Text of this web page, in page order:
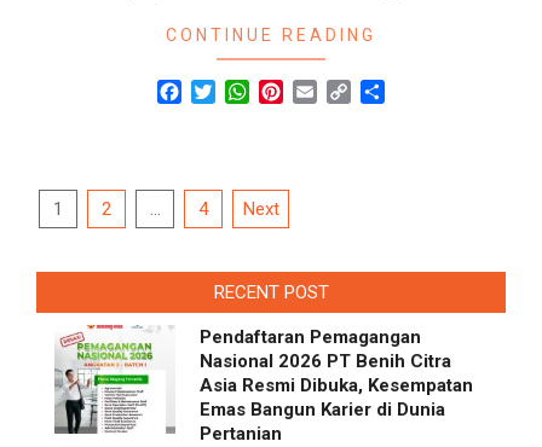
CONTINUE READING
Facebook
TwitterWhatsApp
Pinterest
Email Copy
Posts
1 2 … 4 Next
RECENT POST
Pendaftaran Pemagangan
Nasional 2026 PT Benih Citra
Asia Resmi Dibuka, Kesempatan
Emas Bangun Karier di Dunia
Pertanian